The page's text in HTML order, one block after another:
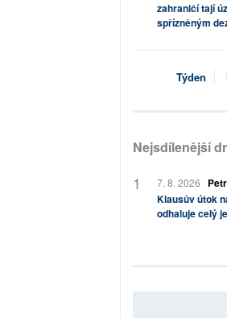
zahraničí tají
spřízněným
Týden
Nejsdílenější
7. 8. 2026
Klausův útok
odhaluje celý